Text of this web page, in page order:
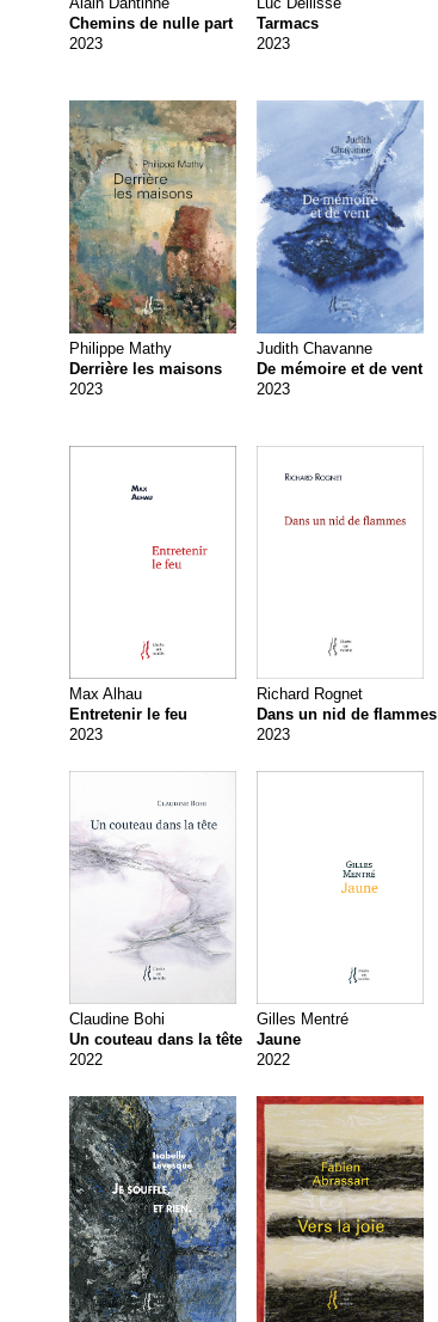
Chemins de nulle part
2023
Tarmacs
2023
Philippe Mathy
Derrière les maisons
2023
Judith Chavanne
De mémoire et de vent
2023
Max Alhau
Entretenir le feu
2023
Richard Rognet
Dans un nid de flammes
2023
Claudine Bohi
Un couteau dans la tête
2022
Gilles Mentré
Jaune
2022